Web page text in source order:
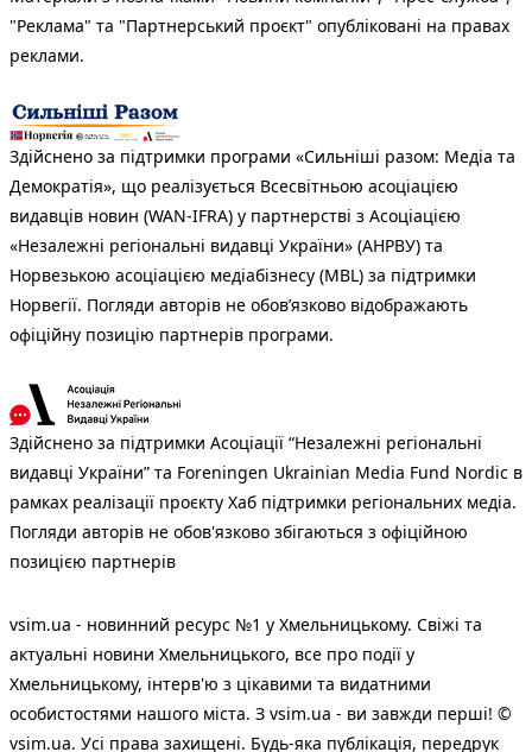
"Реклама" та "Партнерський проєкт" опубліковані на правах
реклами.
Здійснено за підтримки програми «Сильніші разом: Медіа та
Демократія», що реалізується Всесвітньою асоціацією
видавців новин (WAN-IFRA) у партнерстві з Асоціацією
«Незалежні регіональні видавці України» (АНРВУ) та
Норвезькою асоціацією медіабізнесу (MBL) за підтримки
Норвегії. Погляди авторів не обов’язково відображають
офіційну позицію партнерів програми.
Здійснено за підтримки Асоціації “Незалежні регіональні
видавці України” та Foreningen Ukrainian Media Fund Nordic в
рамках реалізації проєкту Хаб підтримки регіональних медіа.
Погляди авторів не обов'язково збігаються з офіційною
позицією партнерів
vsim.ua - новинний ресурс №1 у Хмельницькому. Свіжі та
актуальні новини Хмельницького, все про події у
Хмельницькому, інтерв'ю з цікавими та видатними
особистостями нашого міста. З vsim.ua - ви завжди перші! ©
vsim.ua. Усі права захищені. Будь-яка публiкацiя, передрук